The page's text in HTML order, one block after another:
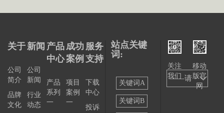
关于
公司
简介
品牌
文化
新闻
公司
新闻
行业
动态
产品
中心
产品
系列
一
成功
案例
项目
案例
一
服务
支持
下载
中心
投诉
站点关键
词:
关键词A
关键词B
关注
我们
移动
版官
网
——请